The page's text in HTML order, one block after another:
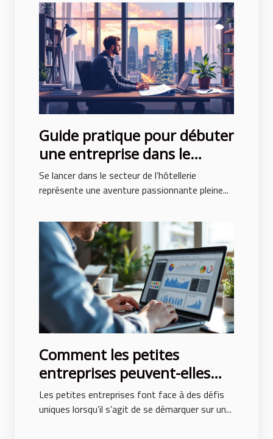
Guide pratique pour débuter
une entreprise dans le
secteur de l’hôtellerie
Se lancer dans le secteur de l’hôtellerie
représente une aventure passionnante pleine...
Comment les petites
entreprises peuvent-elles
tirer profit des publicités en
ligne ?
Les petites entreprises font face à des défis
uniques lorsqu’il s’agit de se démarquer sur un...